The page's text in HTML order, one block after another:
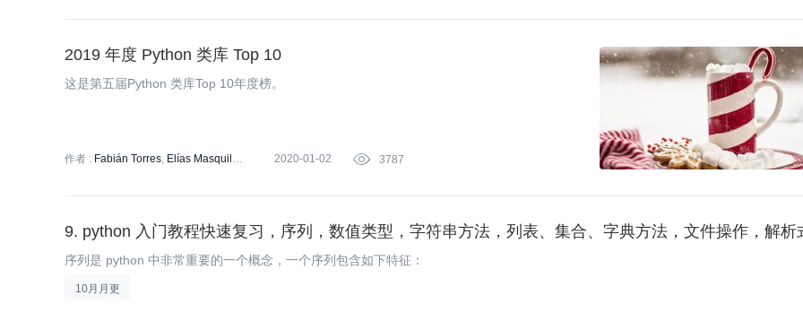
2019 年度 Python 类库 Top 10
这是第五届Python 类库Top 10年度榜。
作者 : Fabián Torres Elías Masquil
2020-01-02  3787
9. python 入门教程快速复习，序列，数值类型，字符串方法，列表、集合、字典方法，文件操作，解析
序列是 python 中非常重要的一个概念，一个序列包含如下特征：
10月月更